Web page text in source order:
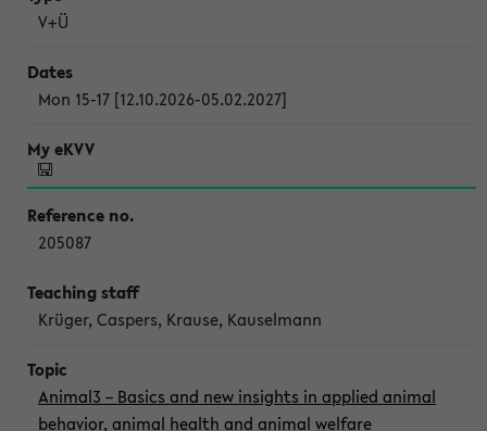
V+Ü
Mon 15-17 [12.10.2026-05.02.2027]
205087
Krüger, Caspers, Krause, Kauselmann
Animal3 – Basics and new insights in applied animal
behavior, animal health and animal welfare